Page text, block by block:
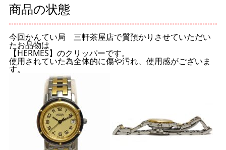
商品の状態
今回かんてい局 三軒茶屋店で質預かりさせていただい
たお品物は
【HERMES】のクリッパーです。
使用されていた為全体的に傷や汚れ、使用感がございま
す。